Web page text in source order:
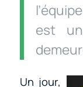
est
Un jour,